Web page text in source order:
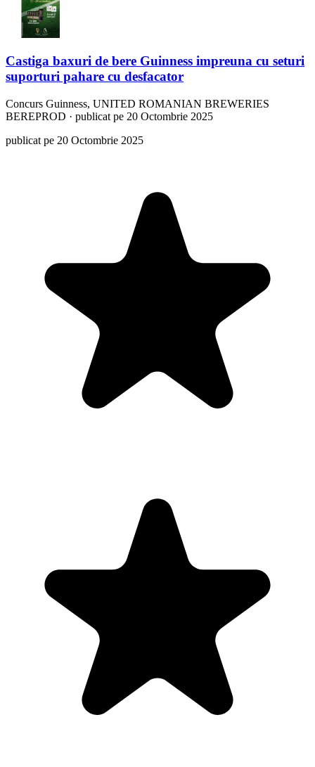
Castiga baxuri de bere Guinness impreuna cu seturi
suporturi pahare cu desfacator
Concurs Guinness, UNITED ROMANIAN BREWERIES
BEREPROD · publicat pe 20 Octombrie 2025
publicat pe 20 Octombrie 2025